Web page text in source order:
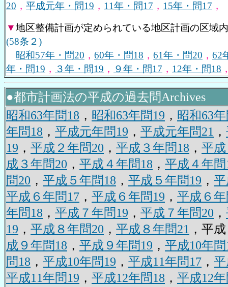
20 ， 平成元年・問19 ， 11年・問17 ， 15年・問17 ，
▼地区整備計画が定められている地区計画の区域
(58条２)
昭和57年・問20 ， 60年・問18 ， 61年・問20 ， 62
年・問19 ， ３年・問19 ， ９年・問17 ， 12年・問18
●都市計画法の平成の過去問Archives
昭和63年問18 ， 昭和63年問19 ， 昭和63
年問18 ， 平成元年問19 ， 平成元年問21 ，
19 ， 平成２年問20 ， 平成３年問18 ， 平
成３年問20 ， 平成４年問18 ， 平成４年問
問20 ， 平成５年問18 ， 平成５年問19 ，
平成６年問17 ， 平成６年問19 ， 平成６年
年問18 ， 平成７年問19 ， 平成７年問20 ，
19 ， 平成８年問20 ， 平成８年問21 ，平
成９年問18 ， 平成９年問19 ， 平成10年問
問18 ， 平成10年問19 ， 平成11年問17 ， 平
平成11年問19 ， 平成12年問18 ， 平成12